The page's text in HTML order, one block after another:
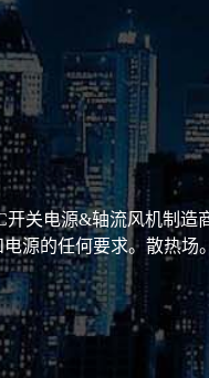
关电源&轴流风机制
源的任何要求。散热